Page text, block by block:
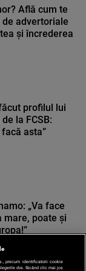
Află cum te
advertoriale
și încrederea
profilul lui
la FCSB:
asta”
„Va face
mare, poate și
precum identificatorii cookie
dvs. făcând clic mai jos